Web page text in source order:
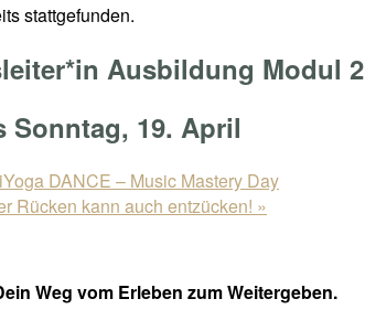
stattgefunden.
Ausbildung Modul 2
Sonntag, 19. April
DANCE – Music Mastery Day
Rücken kann auch entzücken! »
Weg vom Erleben zum Weitergeben.